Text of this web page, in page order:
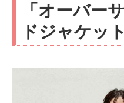
「オーバー
ドジャケット